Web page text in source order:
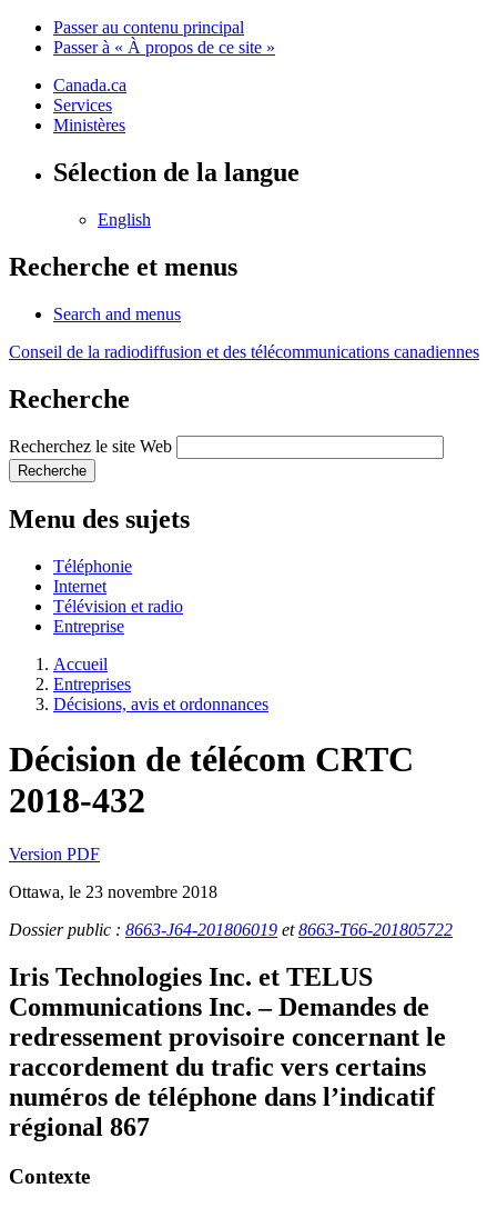
Passer au contenu principal
Passer à « À propos de ce site »
Canada.ca
Services
Ministères
Sélection de la langue
English
Recherche et menus
Search and menus
Conseil de la radiodiffusion et des télécommunications canadiennes
Recherche
Recherchez le site Web
Recherche
Menu des sujets
Téléphonie
Internet
Télévision et radio
Entreprise
Accueil
Entreprises
Décisions, avis et ordonnances
Décision de télécom CRTC
2018-432
Version PDF
Ottawa, le 23 novembre 2018
Dossier public : 8663-J64-201806019 et8663-T66-201805722
Iris Technologies Inc. et TELUS
Communications Inc. – Demandes de
redressement provisoire concernant le
raccordement du trafic vers certains
numéros de téléphone dans l’indicatif
régional 867
Contexte